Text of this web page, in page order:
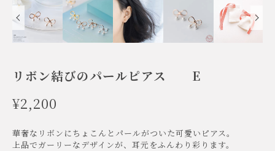
リボン結びのパールピアス E
¥2,200
華奢なリボンにちょこんとパールがついた可愛いピアス。
上品でガーリーなデザインが、耳元をふんわり彩ります。